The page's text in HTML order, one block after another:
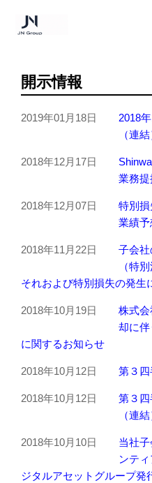
開示情報
2019年01月18日
2018
（連結
2018年12月17日
業務
2018年12月07日
特別
業績
2018年11月22日
子会
（特
それおよび特別損失の発生
2018年10月19日
株式
却に
に関するお知らせ
2018年10月12日 第３
2018年10月12日
第３四
（連結
2018年10月10日
当社
ンテ
ジタルアセットグループ発